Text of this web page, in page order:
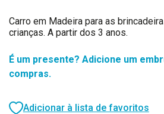
Carro em Madeira para as
crianças. A partir dos 3 anos.
É um presente? Adicione um
compras.
Adicionar à lista de favoritos